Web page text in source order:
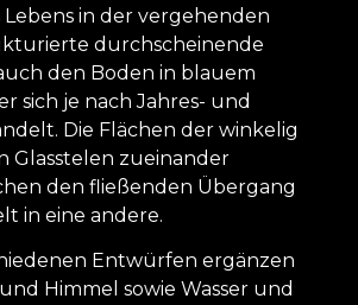
Lebens in der vergehenden
durchscheinende
den Boden in blauem
sich je nach Jahres- und
Die Flächen der winkelig
Glasstelen zueinander
den fließenden Übergang
in eine andere.
Entwürfen ergänzen
Himmel sowie Wasser und